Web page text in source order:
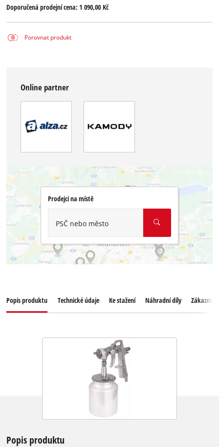
Doporučená prodejní cena:1 090,00 Kč
Porovnat produkt
Online partner
Prodejci na místě
PSČ nebo město
Popis produktu Technické údaje Ke stažení Náhradní díly
Popis produktu